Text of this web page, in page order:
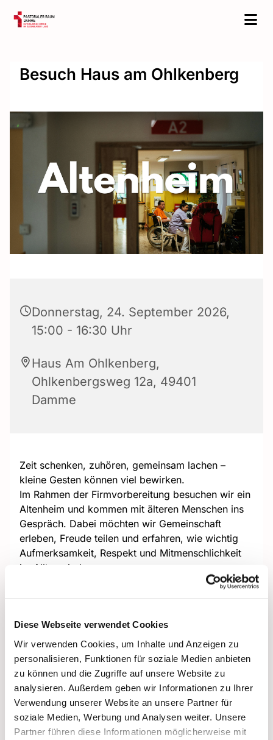
Diese Webseite verwendet Cookies
Wir verwenden Cookies, um Inhalte und Anzeigen zu
personalisieren, Funktionen für soziale Medien anbieten
zu können und die Zugriffe auf unsere Website zu
analysieren. Außerdem geben wir Informationen zu Ihrer
Verwendung unserer Website an unsere Partner für
soziale Medien, Werbung und Analysen weiter. Unsere
Partner führen diese Informationen möglicherweise mit
Besuch Haus am Ohlkenberg
Donnerstag, 24. September 2026,
15:00 - 16:30 Uhr
Haus Am Ohlkenberg,
Ohlkenbergsweg 12a, 49401
Damme
Zeit schenken, zuhören, gemeinsam lachen –
kleine Gesten können viel bewirken.
Im Rahmen der Firmvorbereitung besuchen wir ein
Altenheim und kommen mit älteren Menschen ins
Gespräch. Dabei möchten wir Gemeinschaft
erleben, Freude teilen und erfahren, wie wichtig
Aufmerksamkeit, Respekt und Mitmenschlichkeit
im Alltag sind.
Haupteingang vom Haus am Ohlkenberg.